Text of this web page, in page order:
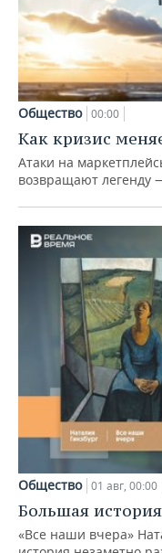
Общество 00:00
Как кризис
Атаки на
возвращают легенду
Общество 01 авг, 00:00
Большая
«Все наши вчера»